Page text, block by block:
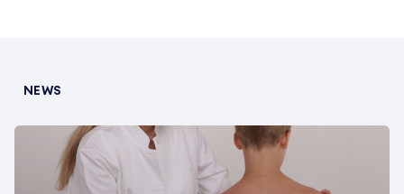
NEWS